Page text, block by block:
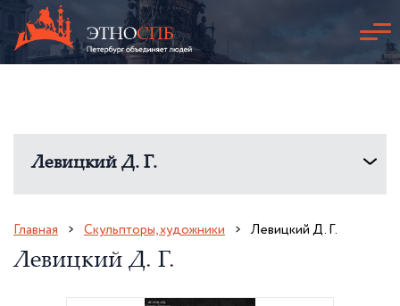
Левицкий Д. Г.
Главная Скульпторы, художники Левицкий Д. Г.
Левицкий Д. Г.